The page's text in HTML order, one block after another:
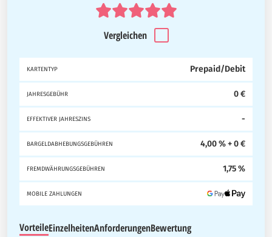
Vergleichen
KARTENTYP Prepaid/Debit
JAHRESGEBÜHR 0 €
EFFEKTIVER JAHRESZINS -
BARGELDABHEBUNGSGEBÜHREN 4,00 % + 0 €
FREMDWÄHRUNGSGEBÜHREN 1,75 %
MOBILE ZAHLUNGEN
VorteileEinzelheitenAnforderungenBewertung